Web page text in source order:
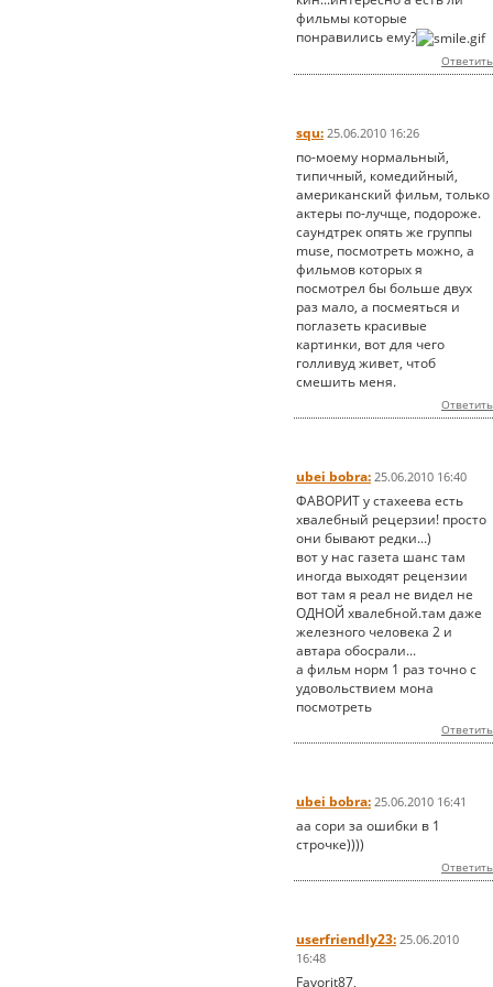
фильмы которые
понравились ему?
Ответить
squ: 25.06.2010 16:26
по-моему нормальный,
типичный, комедийный,
американский фильм, только
актеры по-лучще, подороже.
саундтрек опять же группы
muse, посмотреть можно, а
фильмов которых я
посмотрел бы больше двух
раз мало, а посмеяться и
поглазеть красивые
картинки, вот для чего
голливуд живет, чтоб
смешить меня.
Ответить
ubei bobra: 25.06.2010 16:40
ФАВОРИТ у стахеева есть
хвалебный рецерзии! просто
они бывают редки...)
вот у нас газета шанс там
иногда выходят рецензии
вот там я реал не видел не
ОДНОЙ хвалебной.там даже
железного человека 2 и
автара обосрали...
а фильм норм 1 раз точно с
удовольствием мона
посмотреть
Ответить
ubei bobra: 25.06.2010 16:41
аа сори за ошибки в 1
строчке))))
Ответить
userfriendly23: 25.06.2010
16:48
Favorit87,